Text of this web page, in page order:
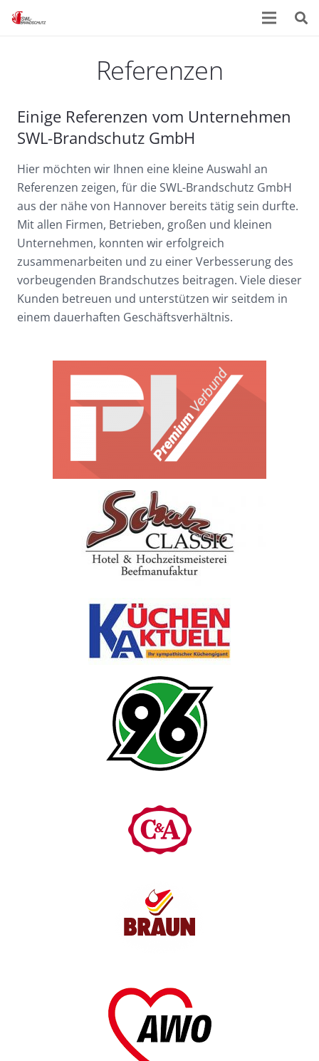
Referenzen
Einige Referenzen vom Unternehmen
SWL-Brandschutz GmbH
Hier möchten wir Ihnen eine kleine Auswahl an
Referenzen zeigen, für die SWL-Brandschutz GmbH
aus der nähe von Hannover bereits tätig sein durfte.
Mit allen Firmen, Betrieben, großen und kleinen
Unternehmen, konnten wir erfolgreich
zusammenarbeiten und zu einer Verbesserung des
vorbeugenden Brandschutzes beitragen. Viele dieser
Kunden betreuen und unterstützen wir seitdem in
einem dauerhaften Geschäftsverhältnis.